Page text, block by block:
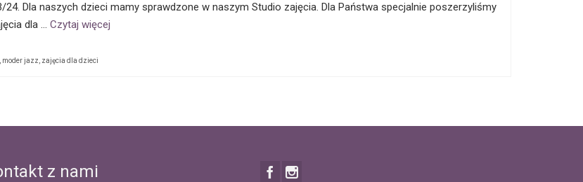
Dla naszych dzieci mamy sprawdzone w naszym Studio zajęcia. Dla Państwa specjalnie poszerzyliśmy
dla … Czytaj więcej
moder jazz zajęcia dla dzieci
z nami